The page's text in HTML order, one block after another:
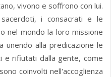
vivono e soffrono con lui.
i consacrati e le
nel mondo la loro missione
unendo alla predicazione le
e rifiutati dalla gente, come
coinvolti nell'accoglienza